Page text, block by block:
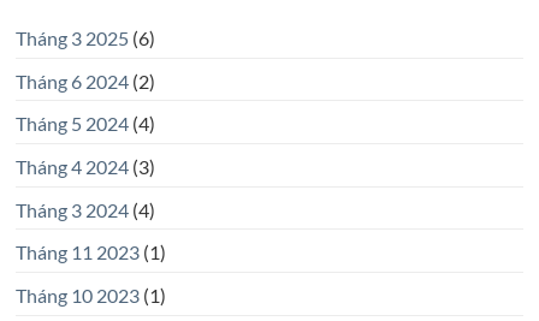
Tháng 3 2025(6)
Tháng 6 2024(2)
Tháng 5 2024(4)
Tháng 4 2024(3)
Tháng 3 2024(4)
Tháng 11 2023(1)
Tháng 10 2023(1)